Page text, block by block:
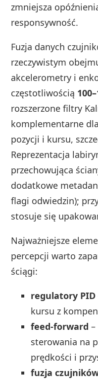
zmniejsza
responsywność.
Fuzja danych
rzeczywistym
akcelerometry i
częstotliwością
rozszerzone filtry
komplementarne
pozycji i kursu,
Reprezentacja
przechowująca
dodatkowe
flagi odwiedzin);
stosuje się
Najważniejsze
percepcji warto
ściągi:
regulatory PID
kursu z
feed-forward
sterowania na
prędkości i
fuzja